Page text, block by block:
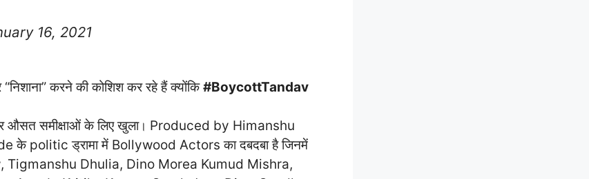
16, 2021
करने की कोशिश कर रहे हैं क्योंकि#BoycottTandav
औसत समीक्षाओं के लिए खुला। Produced by Himanshu
के politic ड्रामा में Bollywood Actors का दबदबा हैजिनमें
, Tigmanshu Dhulia, Dino Morea Kumud Mishra,